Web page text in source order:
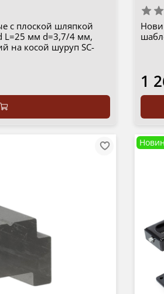
с плоской шляпкой
L=25 мм d=3,7/4 мм,
на косой шуруп SC-
1